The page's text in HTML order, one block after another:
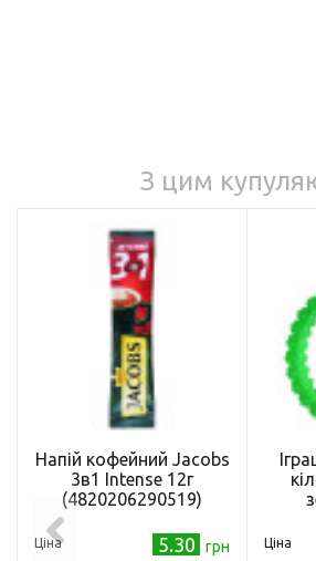
З цим
Напій кофейний Jacobs
3в1 Intense 12г
(4820206290519)
Ціна 5.30 грн Ціна